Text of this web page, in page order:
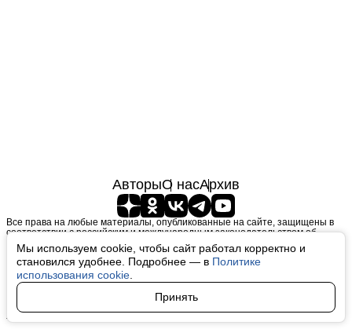
Мы используем cookie, чтобы сайт работал корректно и
становился удобнее. Подробнее — в Политике
использования cookie
Принять
АвторыО насАрхив
Все права на любые материалы, опубликованные на сайте, защищены в
соответствии с российским и международным законодательством об
интеллектуальной собственности. Любое использование текстовых, фото,
аудио и видеоматериалов возможно только с согласия правообладателя
(finfeel.ru). Персональные данные (ФЗ 152). При полном или частичном
использовании материалов finfeel.ru активная индексируемая гиперссылка
на исходный материал обязательна. Запрещено для детей. Оригинал
Пользовательское соглашение
Политика конфиденциальности
Политика использования cookie